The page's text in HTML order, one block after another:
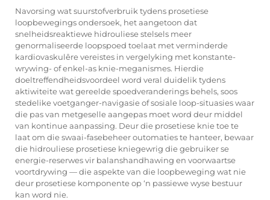
Navorsing wat suurstofverbruik tydens prosetiese
loopbewegings ondersoek, het aangetoon dat
snelheidsreaktiewe hidrouliese stelsels meer
genormaliseerde loopspoed toelaat met verminderde
kardiovaskulêre vereistes in vergelyking met konstante-
wrywing- of enkel-as knie-meganismes. Hierdie
doeltreffendheidsvoordeel word veral duidelik tydens
aktiwiteite wat gereelde spoedveranderings behels, soos
stedelike voetganger-navigasie of sosiale loop-situasies waar
die pas van metgeselle aangepas moet word deur middel
van kontinue aanpassing. Deur die prosetiese knie toe te
laat om die swaai-fasebeheer outomaties te hanteer, bewaar
die hidrouliese prosetiese kniegewrig die gebruiker se
energie-reserwes vir balanshandhawing en voorwaartse
voortdrywing — die aspekte van die loopbeweging wat nie
deur prosetiese komponente op ‘n passiewe wyse bestuur
kan word nie.